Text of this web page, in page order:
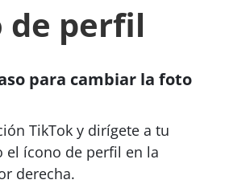
de perfil
para cambiar la foto
TikTok y dirígete a tu
el ícono de perfil en la
derecha.